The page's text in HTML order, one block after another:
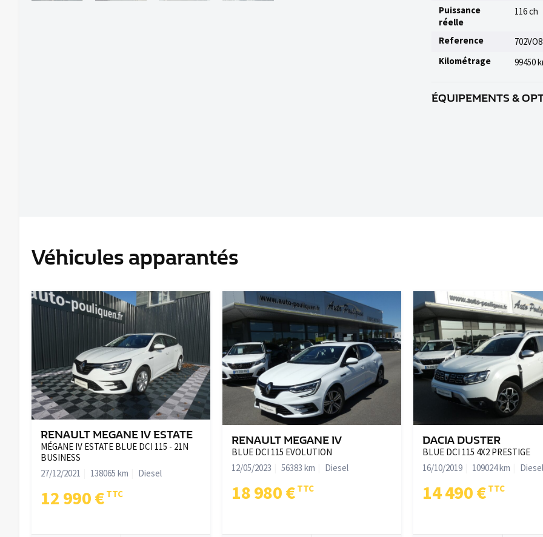
Puissance
réelle
116 ch
Reference
Kilométrage
99450
ÉQUIPEMENTS &
automatique des
coffre à LED, à droite
à LED à l'AV/à l'AR (blanc),
d'echappement simple, à
de stop dynamiques, Finition
Grey, Jantes en alliage 18"
Kit de réparation de pneus,
(Assistance à la conduite),
Navigation, Poignée de
dans la console centrale AV,
faisceaux adaptatifs à fond
du siège passager AV,
extérieurs rabattables
avec Sellerie Tissu/Cuir
TeleServices, Toit ouvrant
Véhicules apparantés
RENAULT MEGANE IV ESTATE
MÉGANE IV ESTATE BLUE DCI 115 - 21N
BUSINESS
27/12/2021
138065 km Diesel
12 990 €
RENAULT MEGANE IV
BLUE DCI 115 EVOLUTION
12/05/2023
56383 km Diesel
18 980 €
DACIA DUSTER
BLUE DCI 115 4X2 PRESTIGE
16/10/2019
109024 km Diesel
14 490 €